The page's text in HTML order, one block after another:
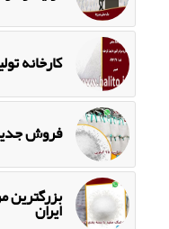
کارخانه
فروش
بزرگترین
ایران